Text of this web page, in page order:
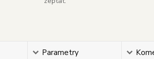
Parametry